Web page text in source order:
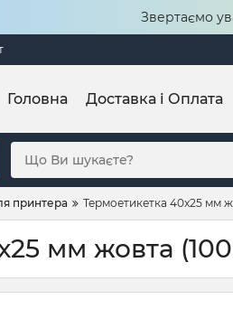
Звертаємо
Головна Доставка і Оплата
принтера Термоетикетка 40x25 мм
мм жовта